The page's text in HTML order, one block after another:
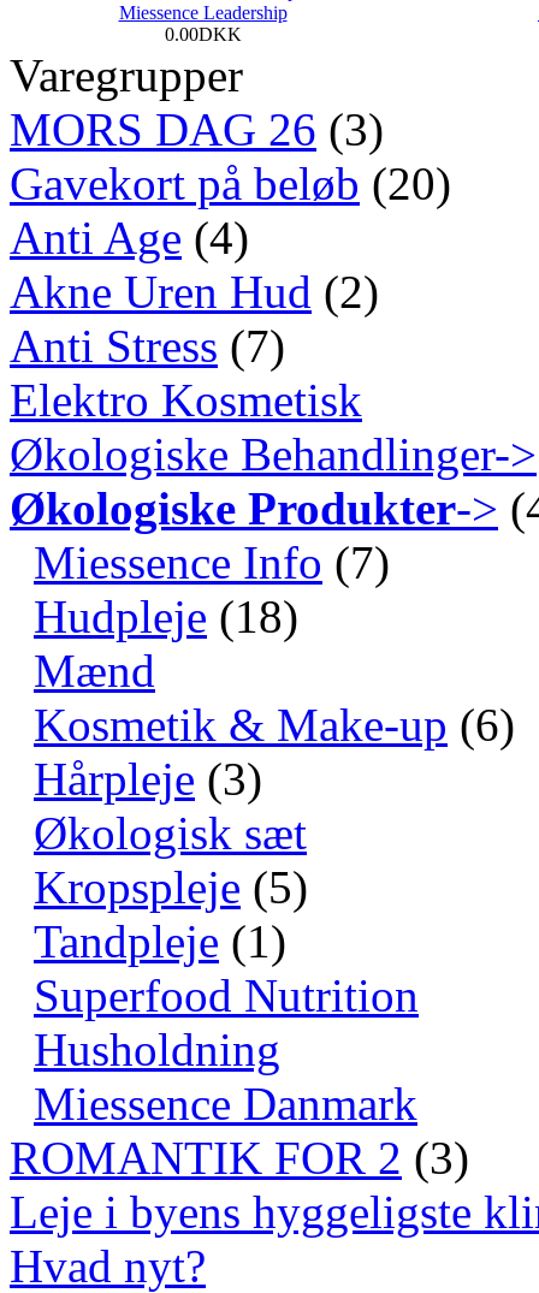
Miessence Leadership
0.00DKK
Varegrupper
MORS DAG 26 (3)
Gavekort på beløb (20)
Anti Age (4)
Akne Uren Hud (2)
Anti Stress (7)
Elektro Kosmetisk
Økologiske Behandlinger->
Økologiske Produkter->
Miessence Info (7)
Hudpleje (18)
Mænd
Kosmetik & Make-up (6)
Hårpleje (3)
Økologisk sæt
Kropspleje (5)
Tandpleje (1)
Superfood Nutrition
Husholdning
Miessence Danmark
ROMANTIK FOR 2 (3)
Leje i byens hyggeligste
Hvad nyt?